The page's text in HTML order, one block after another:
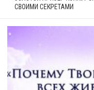
СВОИМИ СЕКРЕТАМИ